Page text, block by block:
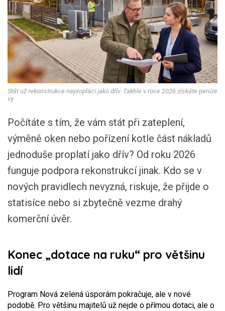
Stát už rekonstrukce neproplácí jako dřív. Takhle v roce 2026 získáte peníze
vy
Počítáte s tím, že vám stát při zateplení,
výměně oken nebo pořízení kotle část nákladů
jednoduše proplatí jako dřív? Od roku 2026
funguje podpora rekonstrukcí jinak. Kdo se v
nových pravidlech nevyzná, riskuje, že přijde o
statisíce nebo si zbytečně vezme drahý
komerční úvěr.
Konec „dotace na ruku“ pro většinu
lidí
Program Nová zelená úsporám pokračuje, ale v nové
podobě. Pro většinu majitelů už nejde o přímou dotaci, ale o